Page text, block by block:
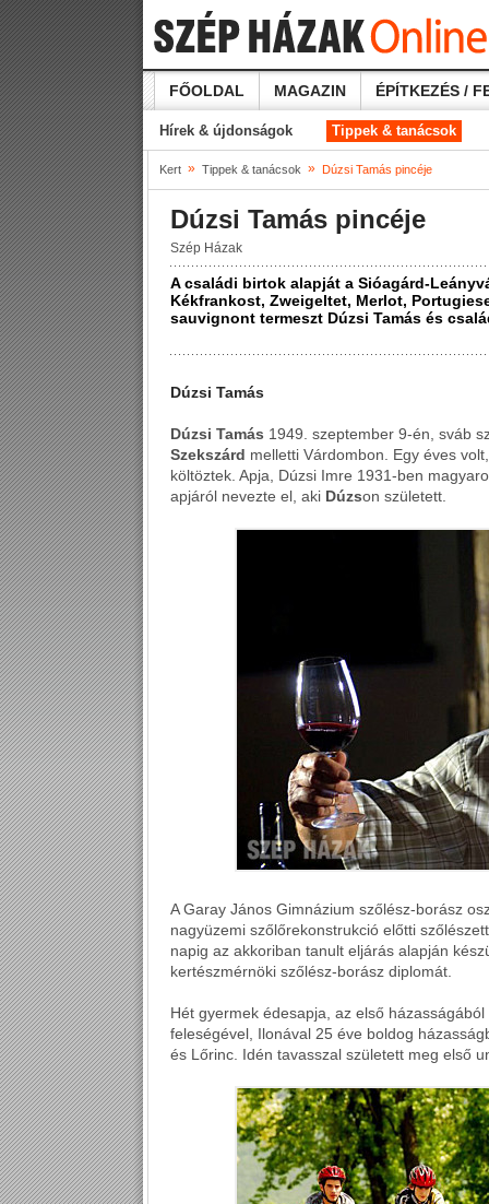
FŐOLDAL MAGAZIN ÉPÍTKEZÉS /
Hírek & újdonságok Tippek & tanácsok
Kert » Tippek & tanácsok » Dúzsi Tamás pincéje
Dúzsi Tamás pincéje
Szép Házak
A családi birtok alapját a Sióagárd-
Kékfrankost, Zweigeltet, Merlot,
sauvignont termeszt Dúzsi Tamás és
Dúzsi Tamás
Dúzsi Tamás 1949. szeptember 9-én, sváb
Szekszárd melletti Várdombon. Egy éves
költöztek. Apja, Dúzsi Imre 1931-ben
apjáról nevezte el, aki Dúzson született.
A Garay János Gimnázium szőlész-borász
nagyüzemi szőlőrekonstrukció előtti
napig az akkoriban tanult eljárás alapján
kertészmérnöki szőlész-borász diplomát.
Hét gyermek édesapja, az első
feleségével, Ilonával 25 éve boldog
és Lőrinc. Idén tavasszal született meg első